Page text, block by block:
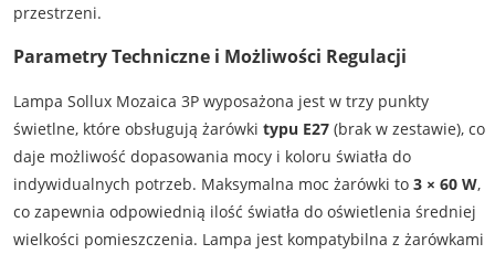
przestrzeni.
Parametry Techniczne i Możliwości Regulacji
Lampa Sollux Mozaica 3P wyposażona jest w trzy punkty
świetlne, które obsługują żarówki typu E27(brak w zestawie), co
daje możliwość dopasowania mocy i koloru światła do
indywidualnych potrzeb. Maksymalna moc żarówki to3 × 60 W,
co zapewnia odpowiednią ilość światła do oświetlenia średniej
wielkości pomieszczenia. Lampa jest kompatybilna z żarówkami